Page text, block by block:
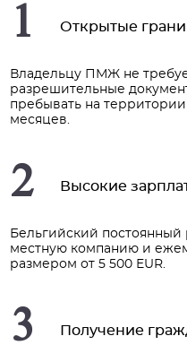
1 Открытые
Владельцу ПМЖ не
разрешительные
пребывать на
месяцев.
2 Высокие
Бельгийский постоянный
местную компанию и
размером от 5 500 EUR.
3 Получение